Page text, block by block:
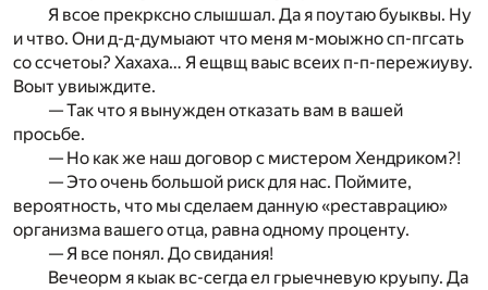
Я всое прекрксно слышшал. Да я поутаю буыквы. Ну
и чтво. Они д-д-думыают что меня м-моыжно сп-пгсать
со ссчетоы? Хахаха… Я ещвщ ваыс всеих п-п-пережиуву.
Воыт увиыждите.
— Так что я вынужден отказать вам в вашей
просьбе.
— Но как же наш договор с мистером Хендриком?!
— Это очень большой риск для нас. Поймите,
вероятность, что мы сделаем данную «реставрацию»
организма вашего отца, равна одному проценту.
— Я все понял. До свидания!
Вечеорм я кыак вс-сегда ел грыечневую круыпу. Да